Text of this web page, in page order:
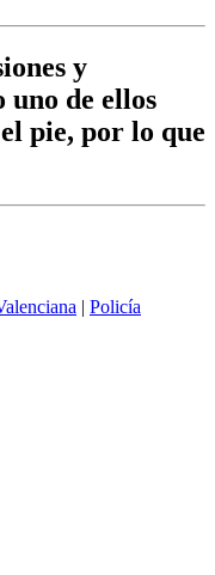
y
uno de ellos
pie, por lo que
| Policía